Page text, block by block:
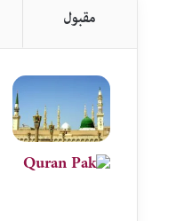
مقبول